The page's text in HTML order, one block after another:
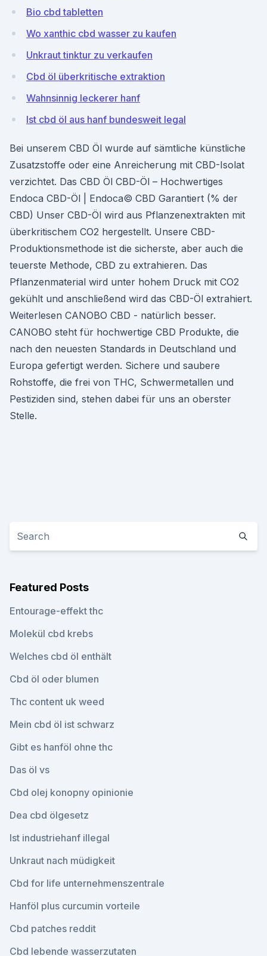
Bio cbd tabletten
Wo xanthic cbd wasser zu kaufen
Unkraut tinktur zu verkaufen
Cbd öl überkritische extraktion
Wahnsinnig leckerer hanf
Ist cbd öl aus hanf bundesweit legal
Bei unserem CBD Öl wurde auf sämtliche künstliche
Zusatzstoffe oder eine Anreicherung mit CBD-Isolat
verzichtet. Das CBD Öl CBD-Öl – Hochwertiges
Endoca CBD-Öl | Endoca© CBD Garantiert (% der
CBD) Unser CBD-Öl wird aus Pflanzenextrakten mit
überkritischem CO2 hergestellt. Unsere CBD-
Produktionsmethode ist die sicherste, aber auch die
teuerste Methode, CBD zu extrahieren. Das
Pflanzenmaterial wird unter hohem Druck mit CO2
gekühlt und anschließend wird das CBD-Öl extrahiert.
Weiterlesen CANOBO CBD - natürlich besser.
CANOBO steht für hochwertige CBD Produkte, die
nach den neuesten Standards in Deutschland und
Europa gefertigt werden. Sichere und saubere
Rohstoffe, die frei von THC, Schwermetallen und
Pestiziden sind, stehen dabei für uns an oberster
Stelle.
Featured Posts
Entourage-effekt thc
Molekül cbd krebs
Welches cbd öl enthält
Cbd öl oder blumen
Thc content uk weed
Mein cbd öl ist schwarz
Gibt es hanföl ohne thc
Das öl vs
Cbd olej konopny opinionie
Dea cbd ölgesetz
Ist industriehanf illegal
Unkraut nach müdigkeit
Cbd for life unternehmenszentrale
Hanföl plus curcumin vorteile
Cbd patches reddit
Cbd lebende wasserzutaten